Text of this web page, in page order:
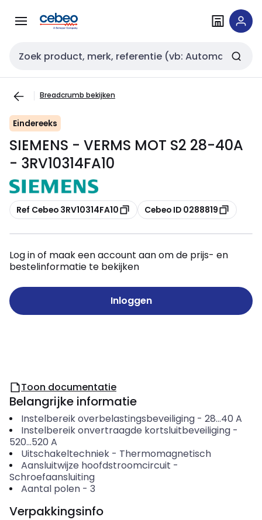
naar
naar
Zoekveld invoer
Breadcrumb bekijken
Eindereeks
SIEMENS - VERMS MOT S2 28-40A
- 3RV10314FA10
Kopiëren
Ref Cebeo 3RV10314FA10 Kopiëren
Cebeo ID 0288819
Log in of maak een account aan om de prijs- en
bestelinformatie te bekijken
Inloggen
Toon documentatie
Belangrijke informatie
Instelbereik overbelastingsbeveiliging- 28...40 A
Instelbereik onvertraagde kortsluitbeveiliging-
520...520 A
Uitschakeltechniek- Thermomagnetisch
Aansluitwijze hoofdstroomcircuit -
Schroefaansluiting
Aantal polen- 3
Verpakkingsinfo